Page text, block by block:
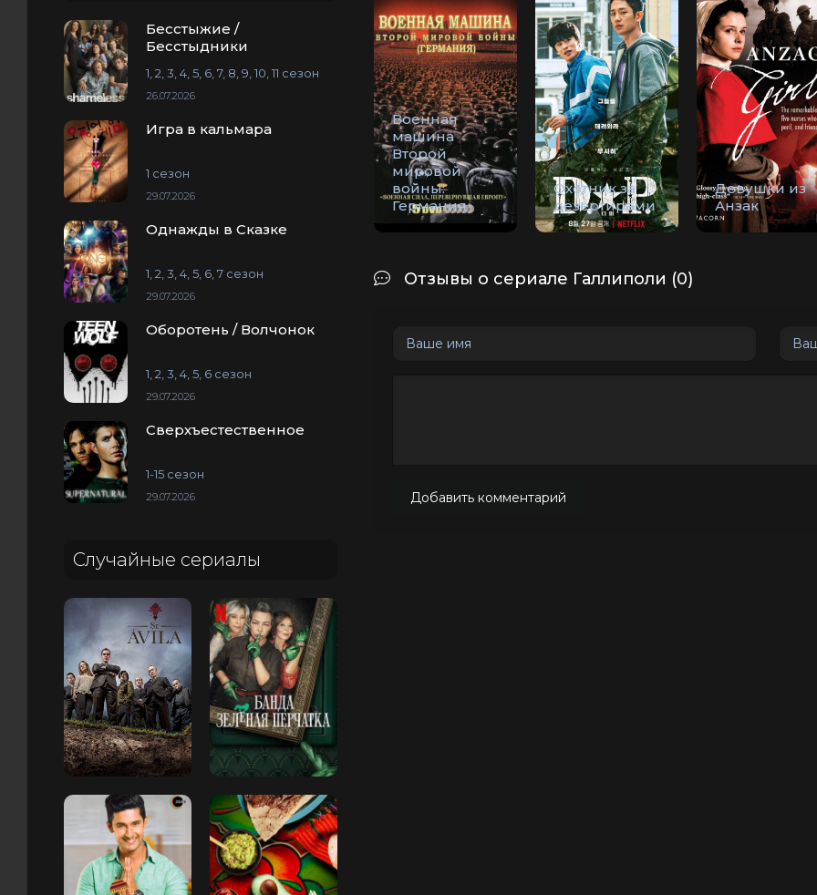
Бесстыжие /
Бесстыдники
1, 2, 3, 4, 5, 6, 7, 8, 9, 10, 11 сезон
26.07.2026
Игра в кальмара
1 сезон
29.07.2026
Однажды в Сказке
1, 2, 3, 4, 5, 6, 7 сезон
29.07.2026
Оборотень / Волчонок
1, 2, 3, 4, 5, 6 сезон
29.07.2026
Сверхъестественное
1-15 сезон
29.07.2026
Случайные сериалы
Военная
машина
Второй
мировой
войны:
Германия
Охотник за
дезертирами
Девушки из
Анзак
Отзывы о сериале Галлиполи (0)
Добавить комментарий